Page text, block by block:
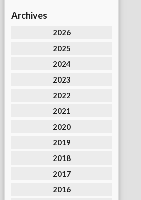
Archives
2026
2025
2024
2023
2022
2021
2020
2019
2018
2017
2016